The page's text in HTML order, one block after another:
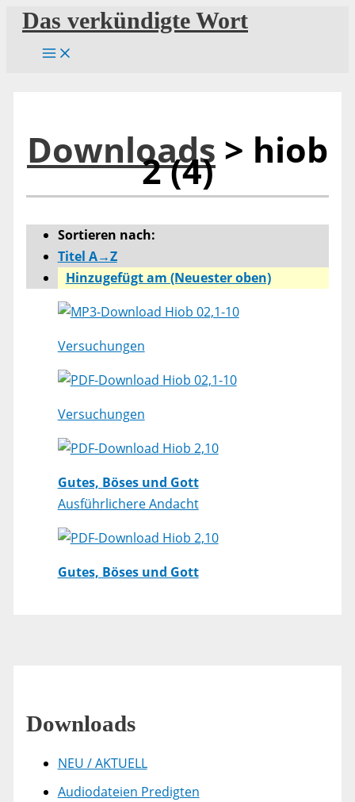
Zum
Inhalt
springen
Das verkündigte Wort
Downloads > hiob
2 (4)
Sortieren nach:
Titel A→Z
Hinzugefügt am (Neuester oben)
Hiob 02,1-10
Versuchungen
Hiob 02,1-10
Versuchungen
Hiob 2,10
Gutes, Böses und Gott
Ausführlichere Andacht
Hiob 2,10
Gutes, Böses und Gott
Downloads
NEU / AKTUELL
Audiodateien Predigten